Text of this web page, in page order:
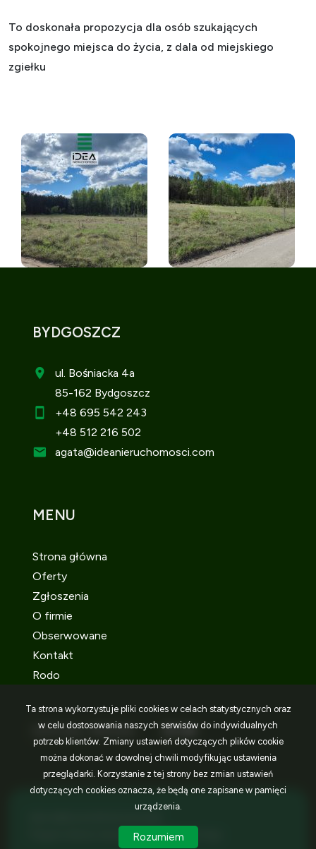
To doskonała propozycja dla osób szukających
spokojnego miejsca do życia, z dala od miejskiego
zgiełku
BYDGOSZCZ
ul. Bośniacka 4a
85-162 Bydgoszcz
+48 695 542 243
+48 512 216 502
agata@ideanieruchomosci.com
MENU
Strona główna
Oferty
Zgłoszenia
O firmie
Obserwowane
Kontakt
Rodo
SOCIAL MEDIA Facebook
Facebook
Facebook
Program dla biur nieruchomościGalactica Virgo
Ta strona wykorzystuje pliki cookies w celach statystycznych oraz
w celu dostosowania naszych serwisów do indywidualnych
potrzeb klientów. Zmiany ustawień dotyczących plików cookie
można dokonać w dowolnej chwili modyfikując ustawienia
przeglądarki. Korzystanie z tej strony bez zmian ustawień
dotyczących cookies oznacza, że będą one zapisane w pamięci
urządzenia.
Rozumiem